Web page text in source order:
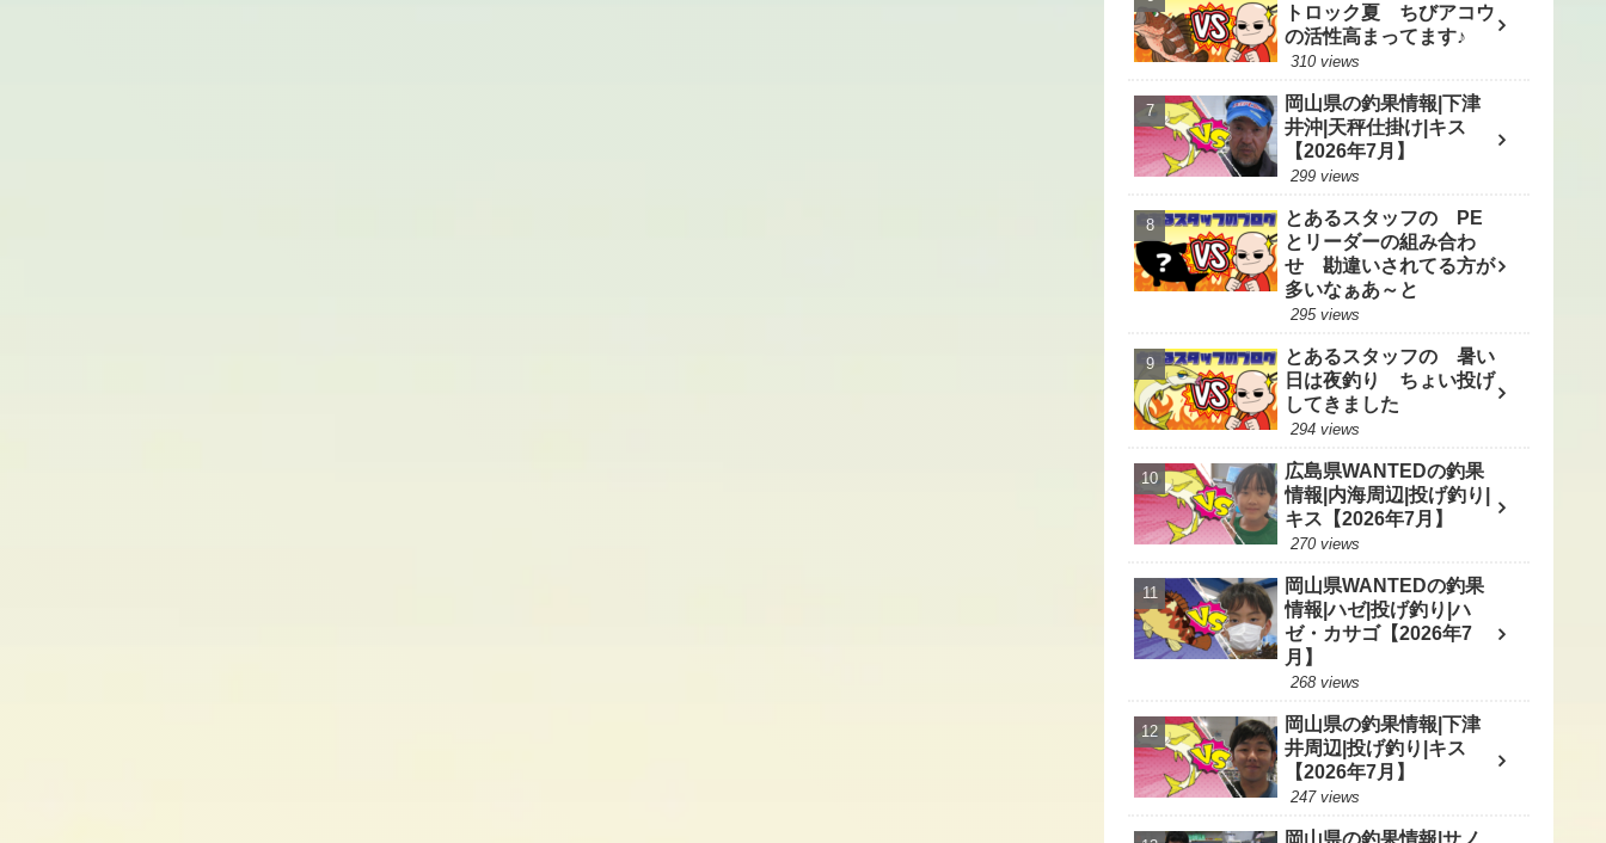
トロック夏 ちびアコウ
の活性高まってます♪
310 views
岡山県の釣果情報|下津
井沖|天秤仕掛け|キス
【2026年7月】
299 views
とあるスタッフの PE
とリーダーの組み合わ
せ 勘違いされてる方が
多いなぁあ～と
295 views
とあるスタッフの 暑い
日は夜釣り ちょい投げ
してきました
294 views
広島県WANTEDの釣果
情報|内海周辺|投げ釣り|
キス【2026年7月】
270 views
岡山県WANTEDの釣果
情報|ハゼ|投げ釣り|ハ
ゼ・カサゴ【2026年7
月】
268 views
岡山県の釣果情報|下津
井周辺|投げ釣り|キス
【2026年7月】
247 views
岡山県の釣果情報|サノ